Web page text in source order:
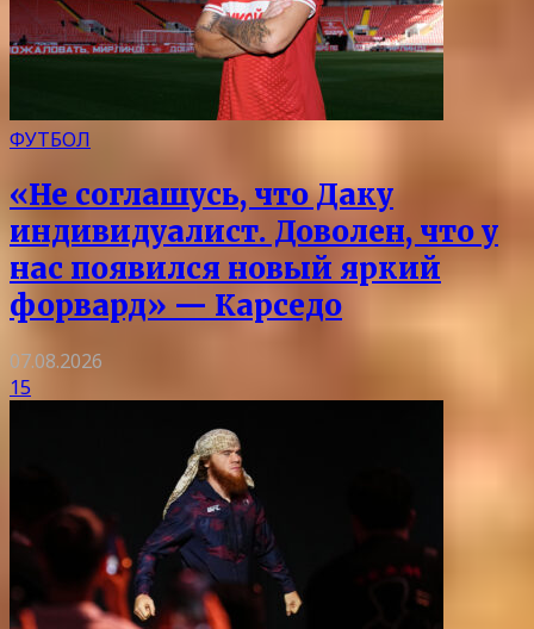
ФУТБОЛ
«Не соглашусь, что Даку
индивидуалист. Доволен, что у
нас появился новый яркий
форвард» — Карседо
07.08.2026
15